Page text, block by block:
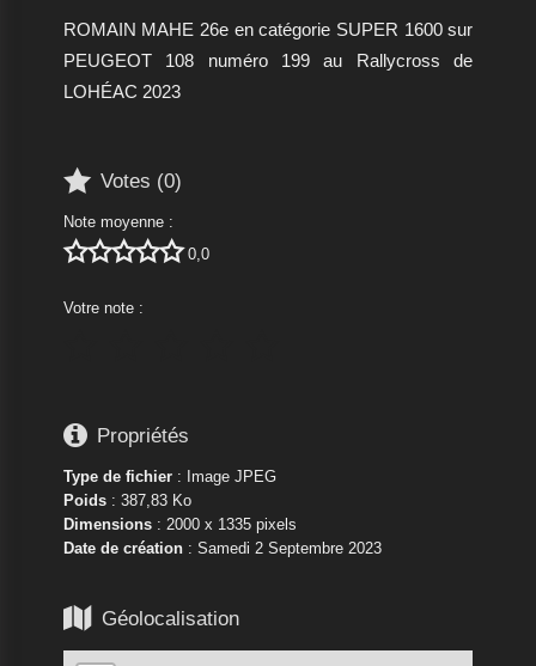
ROMAIN MAHE 26e en catégorie SUPER 1600 sur
PEUGEOT 108 numéro 199 au Rallycross de
LOHÉAC 2023
 Votes (0)
Note moyenne :
 0,0
Votre note :
 Propriétés
Type de fichier: Image JPEG
Poids: 387,83 Ko
Dimensions: 2000 x 1335 pixels
Date de création: Samedi 2 Septembre 2023
 Géolocalisation